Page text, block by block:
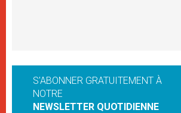
S'ABONNER GRATUITEMENT À
NOTRE
NEWSLETTER QUOTIDIENNE